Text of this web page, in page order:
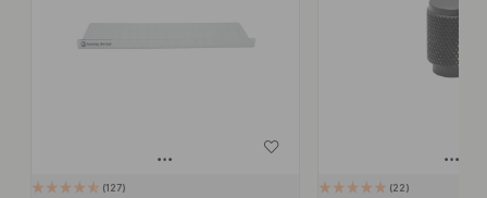
127 22